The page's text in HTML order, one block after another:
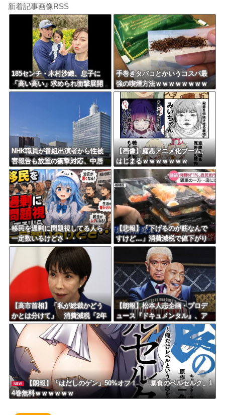
新着記事画像RSS
185センチ・木村沙織、息子に
「高い高い」求められ衝撃展開
激白 ｗｗｗｗｗｗｗｗｗｗ
手巻きタバコとかいうコスパ最
強の喫煙方法ｗｗｗｗｗｗｗｗ
ｗｗｗｗｗ
NHK職員が番組出演者から性被
害報告も放置の衝撃対応、中居
正広と国分太一の事例もNHKは
「加害者を守る」のか、指摘さ
れる“隠蔽体質”
【画像】露悪アニメ化ブーム、
はじまるｗｗｗｗｗｗｗ
移民を過剰に問題視してる人ら
一定数いるけどさ・・・
【悲報】「下げるのが筋なんで
すけど…」消費減税で値下がり
する分と同じだけ商品を値上げ
して店頭価格を変えない店も…
【高市首相】「私が総裁かどう
かとは分けて」 消費減税「2年
後に私の責任で戻す」発言を説
明
【朗報】松本人志企画・プロデ
ュース『ドキュメンタル』、ア
メリカで初の制作が決定！ 海
外タイトル『LOL』として世界2
5ヶ国・地域で展開
NEW
【朗報】「はだしのゲン」50%オフ！ 「暴食のベルセルク」1
4巻無料ｗｗｗｗｗｗ